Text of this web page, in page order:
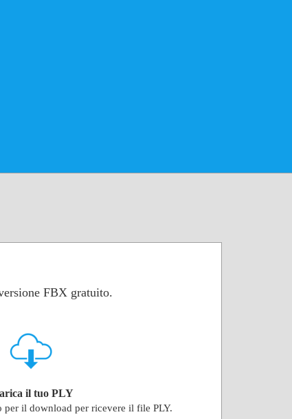
FBX gratuito.
il tuo PLY
per il download per ricevere il file PLY.